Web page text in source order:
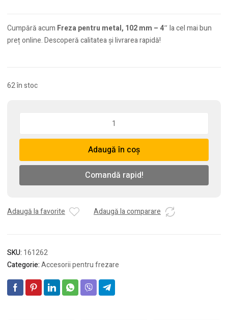
Cumpără acum Freza pentru metal, 102 mm – 4″ la cel mai bun
preț online. Descoperă calitatea și livrarea rapidă!
62 în stoc
pentru
102
-
Adaugă în coș
Comandă rapid!
Adaugă la favorite Adaugă la comparare
SKU: 161262
Categorie:Accesorii pentru frezare